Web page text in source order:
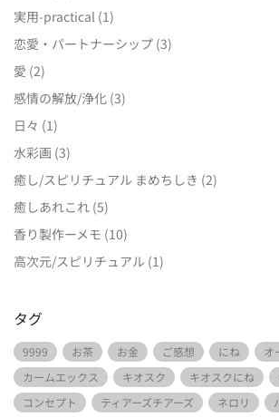
実用-practical (1)
恋愛・パートナーシップ (3)
愛 (2)
感情の解放/浄化 (3)
日々 (1)
水彩画 (3)
癒し/スピリチュアル まめちしき (2)
癒しあれこれ (5)
香り製作ーメモ (10)
高次元/スピリチュアル (1)
タグ
9999 お茶 お金 ご感想 にね
オ
カームエックス
キオスク キオスクにね
コンセプト
ティアーズチアーズ ネロリ